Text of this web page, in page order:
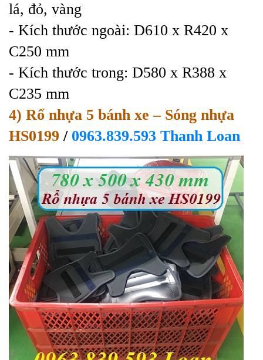
lá, đỏ, vàng
- Kích thước ngoài: D610 x R420 x
C250 mm
- Kích thước trong: D580 x R388 x
C235 mm
4) Rổ nhựa 5 bánh xe – Sóng nhựa
HS0199 / 0963.839.593 Thanh Loan